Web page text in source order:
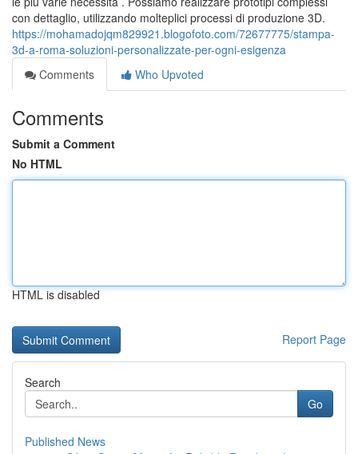
con dettaglio, utilizzando molteplici processi di produzione 3D.
https://mohamadojqm829921.blogofoto.com/72677775/stampa-
3d-a-roma-soluzioni-personalizzate-per-ogni-esigenza
Comments
Who Upvoted
Comments
Submit a Comment
No HTML
HTML is disabled
Report Page
Search
Go
Published News